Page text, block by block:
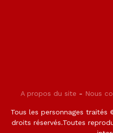
A propos du site - Nous
Tous les personnages traités
droits réservés.Toutes